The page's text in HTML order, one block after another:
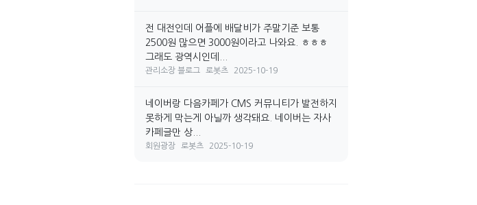
전 대전인데 어플에 배달비가 주말기준 보통
2500원 많으면 3000원이라고 나와요. ㅎㅎㅎ
그래도 광역시인데...
관리소장 블로그 로봇츠 2025-10-19
네이버랑 다음카페가 CMS 커뮤니티가 발전하지
못하게 막는게 아닐까 생각돼요. 네이버는 자사
카페글만 상...
회원광장 로봇츠 2025-10-19